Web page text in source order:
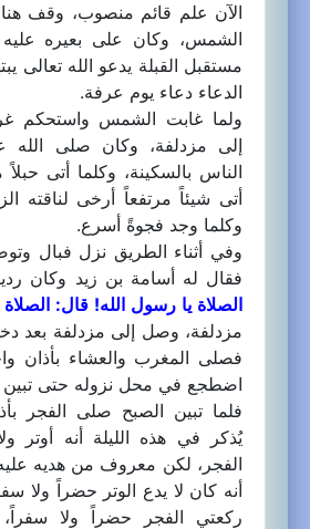
الآن علم قائم منصوب، وقف
الشمس، وكان على بعيره عليه
مستقبل القبلة يدعو الله تعالى
الدعاء دعاء يوم عرفة.
ولما غابت الشمس واستحكم
إلى مزدلفة، وكان صلى الله
الناس بالسكينة، وكلما أتى
أتى شيئاً مرتفعاً أرخى لناقته
وكلما وجد فجوةً أسرع.
وفي أثناء الطريق نزل فبال
فقال له أسامة بن زيد وكان
الصلاة يا رسول الله! قال:
مزدلفة، وصل إلى مزدلفة بعد
فصلى المغرب والعشاء بأذان
اضطجع في محل نزوله حتى تبين
فلما تبين الصبح صلى الفجر
يُذكر في هذه الليلة أنه أوتر
الفجر، لكن معروف من هديه عليه
أنه كان لا يدع الوتر حضراً ولا
ركعتي الفجر حضراً ولا